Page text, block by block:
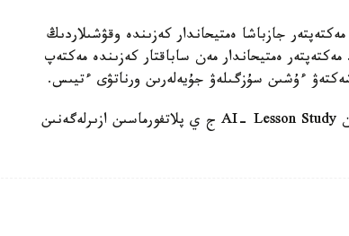
جازباشا ەمتيحاندار كەزىندە وقۋشىلاردىڭ
مەكتەپتەر ەمتيحاندار مەن ساباقتار كەزىندە مەكتەپ
ءۇشىن سۇزگىلەۋ جۇيەلەرىن ورناتۋى ءتيىس.
وسىعان دەيىن QyzPU ستۋدەنتتەرى پەداگوگتەرگە ارنالعان AI- Lesson Study ج ي پلاتفورماسىن ازىرلەگەنىن